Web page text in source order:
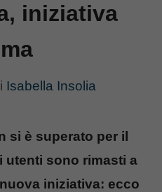
iniziativa
Isabella Insolia
si è superato per il
utenti sono rimasti a
iniziativa: ecco